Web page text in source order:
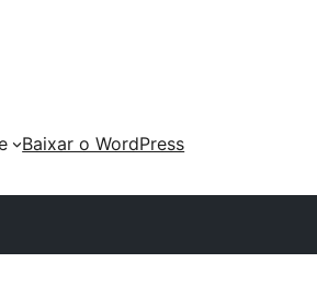
Baixar o WordPress